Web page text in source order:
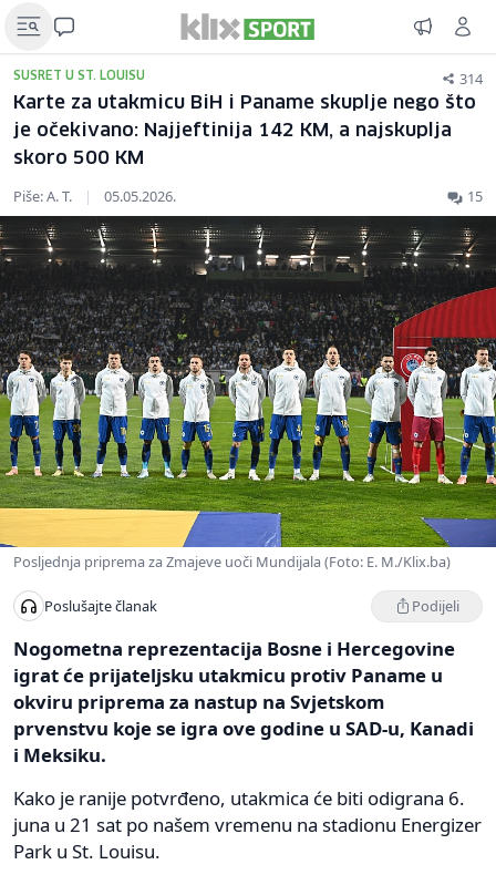
SUSRET U ST. LOUISU 314
Karte za utakmicu BiH i Paname skuplje nego što
je očekivano: Najjeftinija 142 KM, a najskuplja
skoro 500 KM
Piše: A. T. | 05.05.2026. 15
Posljednja priprema za Zmajeve uoči Mundijala (Foto: E. M./Klix.ba)
Poslušajte članak Podijeli
Nogometna reprezentacija Bosne i Hercegovine
igrat će prijateljsku utakmicu protiv Paname u
okviru priprema za nastup na Svjetskom
prvenstvu koje se igra ove godine u SAD-u, Kanadi
i Meksiku.
Kako je ranije potvrđeno, utakmica će biti odigrana 6.
juna u 21 sat po našem vremenu na stadionu Energizer
Park u St. Louisu.